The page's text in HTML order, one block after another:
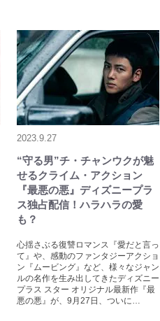
2023.9.27
“守る男”チ・チャンウクが魅
せるクライム・アクション
『最悪の悪』ディズニープラ
ス独占配信！ハラハラの愛
も？
心揺さぶる復讐ロマンス『愛だと言っ
て』や、感動のファンタジーアクショ
ン『ムービング』など、様々なジャン
ルの名作を生み出してきたディズニー
プラス スター オリジナル最新作『最
悪の悪』が、9月27日、ついに…